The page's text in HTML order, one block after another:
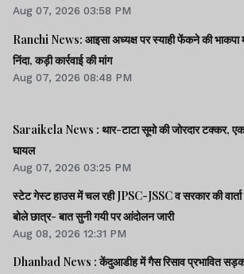
Aug 07, 2026 03:58 PM
Ranchi News: आइसा अध्यक्ष पर स्याही फेंकने की भाकपा
निंदा, कड़ी कार्रवाई की मांग
Aug 07, 2026 08:48 PM
Saraikela News : थार-टाटा सूमो की जोरदार टक्कर,
घायल
Aug 07, 2026 03:25 PM
स्टेट गेस्ट हाउस में चल रही JPSC-JSSC व सरकार की
बोले छात्र- बात सुनी गयी पर आंदोलन जारी
Aug 08, 2026 12:31 PM
Dhanbad News : केंदुआडीह में गैस रिसाव प्रभावित